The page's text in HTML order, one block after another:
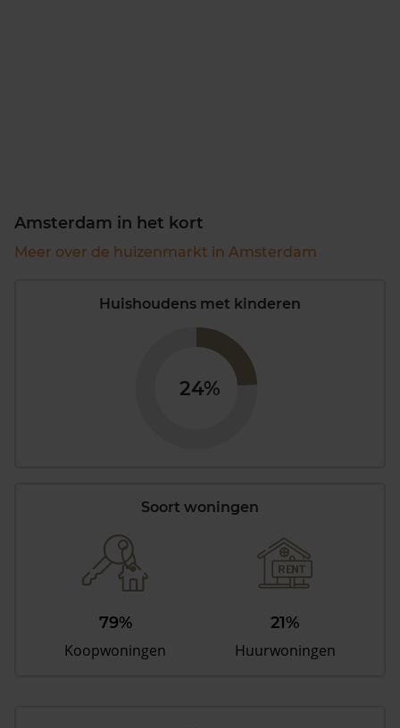
Amsterdam in het kort
Meer over de huizenmarkt in Amsterdam
Huishoudens met kinderen
24%
Soort woningen
79%
Koopwoningen
21%
Huurwoningen